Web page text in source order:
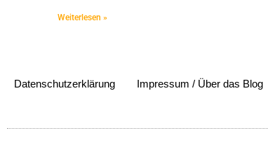
Weiterlesen »
Datenschutzerklärung Impressum / Über das Blog